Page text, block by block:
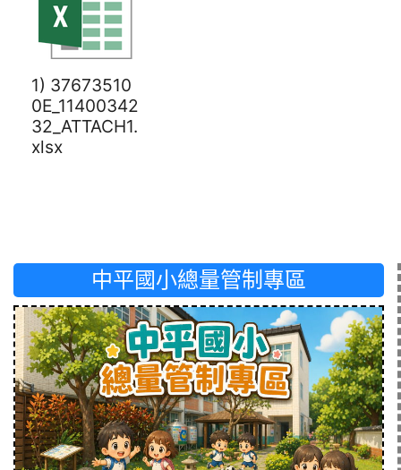
1) 37673510
0E_11400342
32_ATTACH1.
xlsx
中平國小總量管制專區